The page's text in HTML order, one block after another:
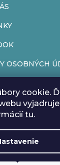
cookie.
tu.
OSOBNÝCH